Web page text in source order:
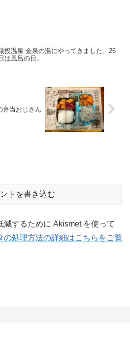
投温泉 金泉の湯にやってきました。26
日は風呂の日。
弁当おじさん
トを書き込む
減するために Akismet を使って
の処理方法の詳細はこちらをご覧